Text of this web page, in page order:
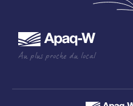
Au plus proche du local